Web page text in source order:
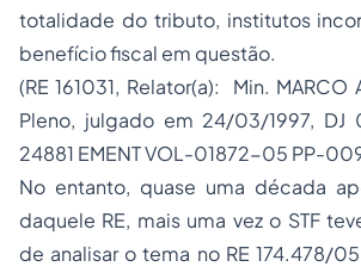
totalidade do tributo, institutos
benefício fiscal em questão.
(RE 161031, Relator(a): Min. MARCO
Pleno, julgado em 24/03/1997, DJ
24881 EMENT VOL-01872-05 PP-
No entanto, quase uma década
daquele RE, mais uma vez o STF
de analisar o tema no RE 174.478/